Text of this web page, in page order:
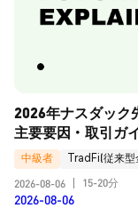
2026年ナスダック
主要要因・取引ガ
中級者
TradFi(従来型
2026-08-06
15-20分
2026-08-06